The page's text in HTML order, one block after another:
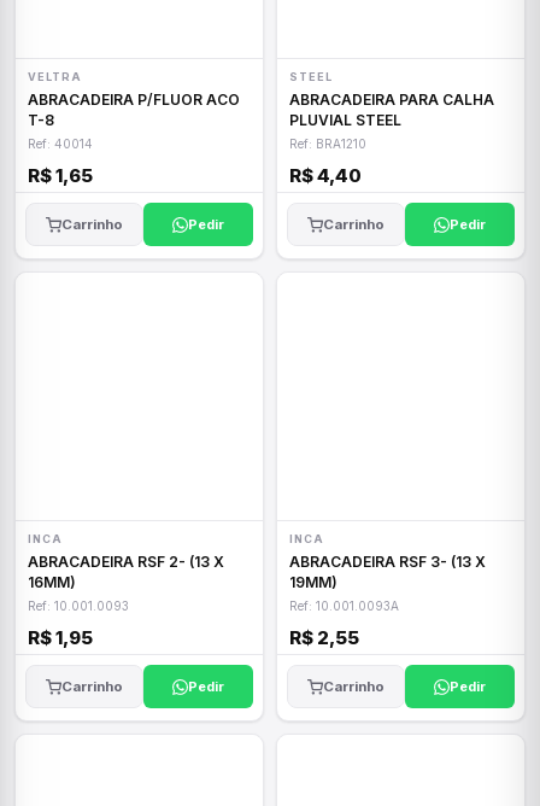
VELTRA
ABRACADEIRA P/FLUOR ACO
T-8
Ref: 40014
R$ 1,65
Carrinho Pedir
STEEL
ABRACADEIRA PARA CALHA
PLUVIAL STEEL
Ref: BRA1210
R$ 4,40
Carrinho Pedir
INCA
ABRACADEIRA RSF 2- (13 X
16MM)
Ref: 10.001.0093
R$ 1,95
Carrinho Pedir
INCA
ABRACADEIRA RSF 3- (13 X
19MM)
Ref: 10.001.0093A
R$ 2,55
Carrinho Pedir